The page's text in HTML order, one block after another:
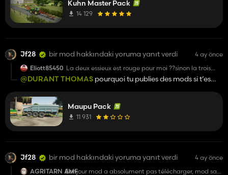
Kuhn Master Pack
14 129
Jf28 bir mod hakkındaki yoruma yanıt verdi
4 ay önce
Eliott85450 La deux essieux est rouge pour moi ??sinon la trois
nickel merci.
@DURANT THOMAS pourquoi tu publies des mods si t’es
aucun respect pour les personnes qui ont créés ce mod de
base et vu comment tu réponds aux gens c’est que tu en as
vraiment rien à faire, c’est pas grave, il ne faudra pas se
plaindre quand on gardera tout en privé.
Maupu Pack
11 931
Jf28 bir mod hakkındaki yoruma yanıt verdi
4 ay önce
AGRITARN AMFBonjour mod a absolument pas télécharger, mod sans